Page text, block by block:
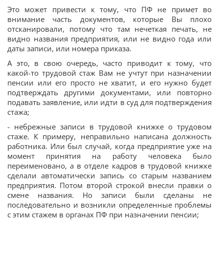
Это может привести к тому, что ПФ не примет во
внимание часть документов, которые Вы плохо
отсканировали, потому что там нечеткая печать, не
видно названия предприятия, или не видно года или
даты записи, или номера приказа.
А это, в свою очередь, часто приводит к тому, что
какой-то трудовой стаж Вам не учтут при назначении
пенсии или его просто не хватит, и его нужно будет
подтверждать другими документами, или повторно
подавать заявление, или идти в суд для подтверждения
стажа;
- небрежные записи в трудовой книжке о трудовом
стаже. К примеру, неправильно написана должность
работника. Или был случай, когда предприятие уже на
момент принятия на работу человека было
переименовано, а в отделе кадров в трудовой книжке
сделали автоматически запись со старым названием
предприятия. Потом второй строкой внесли правки о
смене названия. Но записи были сделаны не
последовательно и возникли определенные проблемы
с этим стажем в органах ПФ при назначении пенсии;